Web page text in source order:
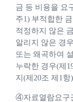
금 등 비용을 요
주1) 부적합한
적정하지 않은
알리지 않은 경
또는 왜곡하여
누락한 경우(제
지(제20조 제1
④자료열람요구